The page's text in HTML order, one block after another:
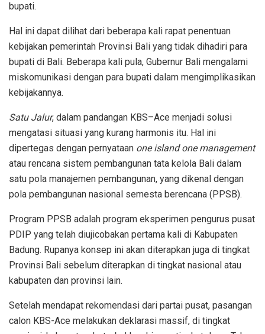
bupati.
Hal ini dapat dilihat dari beberapa kali rapat penentuan
kebijakan pemerintah Provinsi Bali yang tidak dihadiri para
bupati di Bali. Beberapa kali pula, Gubernur Bali mengalami
miskomunikasi dengan para bupati dalam mengimplikasikan
kebijakannya.
Satu Jalur, dalam pandangan KBS–Ace menjadi solusi
mengatasi situasi yang kurang harmonis itu. Hal ini
dipertegas dengan pernyataan one island one management
atau rencana sistem pembangunan tata kelola Bali dalam
satu pola manajemen pembangunan, yang dikenal dengan
pola pembangunan nasional semesta berencana (PPSB).
Program PPSB adalah program eksperimen pengurus pusat
PDIP yang telah diujicobakan pertama kali di Kabupaten
Badung. Rupanya konsep ini akan diterapkan juga di tingkat
Provinsi Bali sebelum diterapkan di tingkat nasional atau
kabupaten dan provinsi lain.
Setelah mendapat rekomendasi dari partai pusat, pasangan
calon KBS-Ace melakukan deklarasi massif, di tingkat